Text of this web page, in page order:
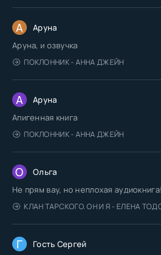
А Аруна
Аруна, и озвучка
ПОКЛОННИК - АННА ДЖЕЙН
А Аруна
Апигенная книга
ПОКЛОННИК - АННА ДЖЕЙН
О Ольга
Не прям вау, но неплохая аудиокнига!
КЛАН ТАРСКОГО. ОН И Я - ЕЛЕНА
Г Гость Сергей